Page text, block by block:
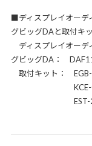
■ディスプレイオーデ
グビッグDAと取付キ
ディスプレイオーデ
グビッグDA：
取付キット：
KCE-
EST-